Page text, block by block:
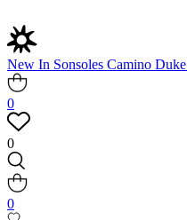
New In Sonsoles Camino Duke
0
0
0